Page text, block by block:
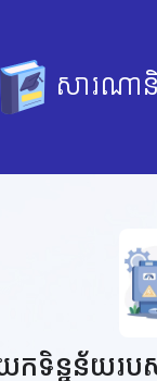
សារណា
យកទិន្នន័យ